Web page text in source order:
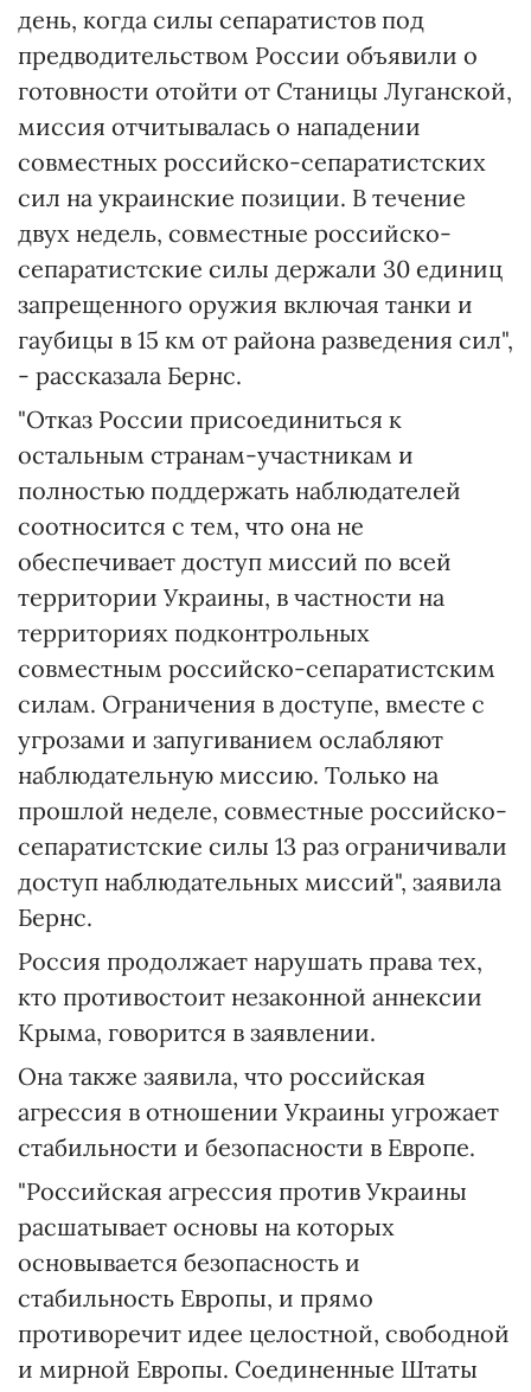
день, когда силы сепаратистов под
предводительством России объявили о
готовности отойти от Станицы Луганской,
миссия отчитывалась о нападении
совместных российско-сепаратистских
сил на украинские позиции. В течение
двух недель, совместные российско-
сепаратистские силы держали 30 единиц
запрещенного оружия включая танки и
гаубицы в 15 км от района разведения сил",
- рассказала Бернс.
"Отказ России присоединиться к
остальным странам-участникам и
полностью поддержать наблюдателей
соотносится с тем, что она не
обеспечивает доступ миссий по всей
территории Украины, в частности на
территориях подконтрольных
совместным российско-сепаратистским
силам. Ограничения в доступе, вместе с
угрозами и запугиванием ослабляют
наблюдательную миссию. Только на
прошлой неделе, совместные российско-
сепаратистские силы 13 раз ограничивали
доступ наблюдательных миссий", заявила
Бернс.
Россия продолжает нарушать права тех,
кто противостоит незаконной аннексии
Крыма, говорится в заявлении.
Она также заявила, что российская
агрессия в отношении Украины угрожает
стабильности и безопасности в Европе.
"Российская агрессия против Украины
расшатывает основы на которых
основывается безопасность и
стабильность Европы, и прямо
противоречит идее целостной, свободной
и мирной Европы. Соединенные Штаты